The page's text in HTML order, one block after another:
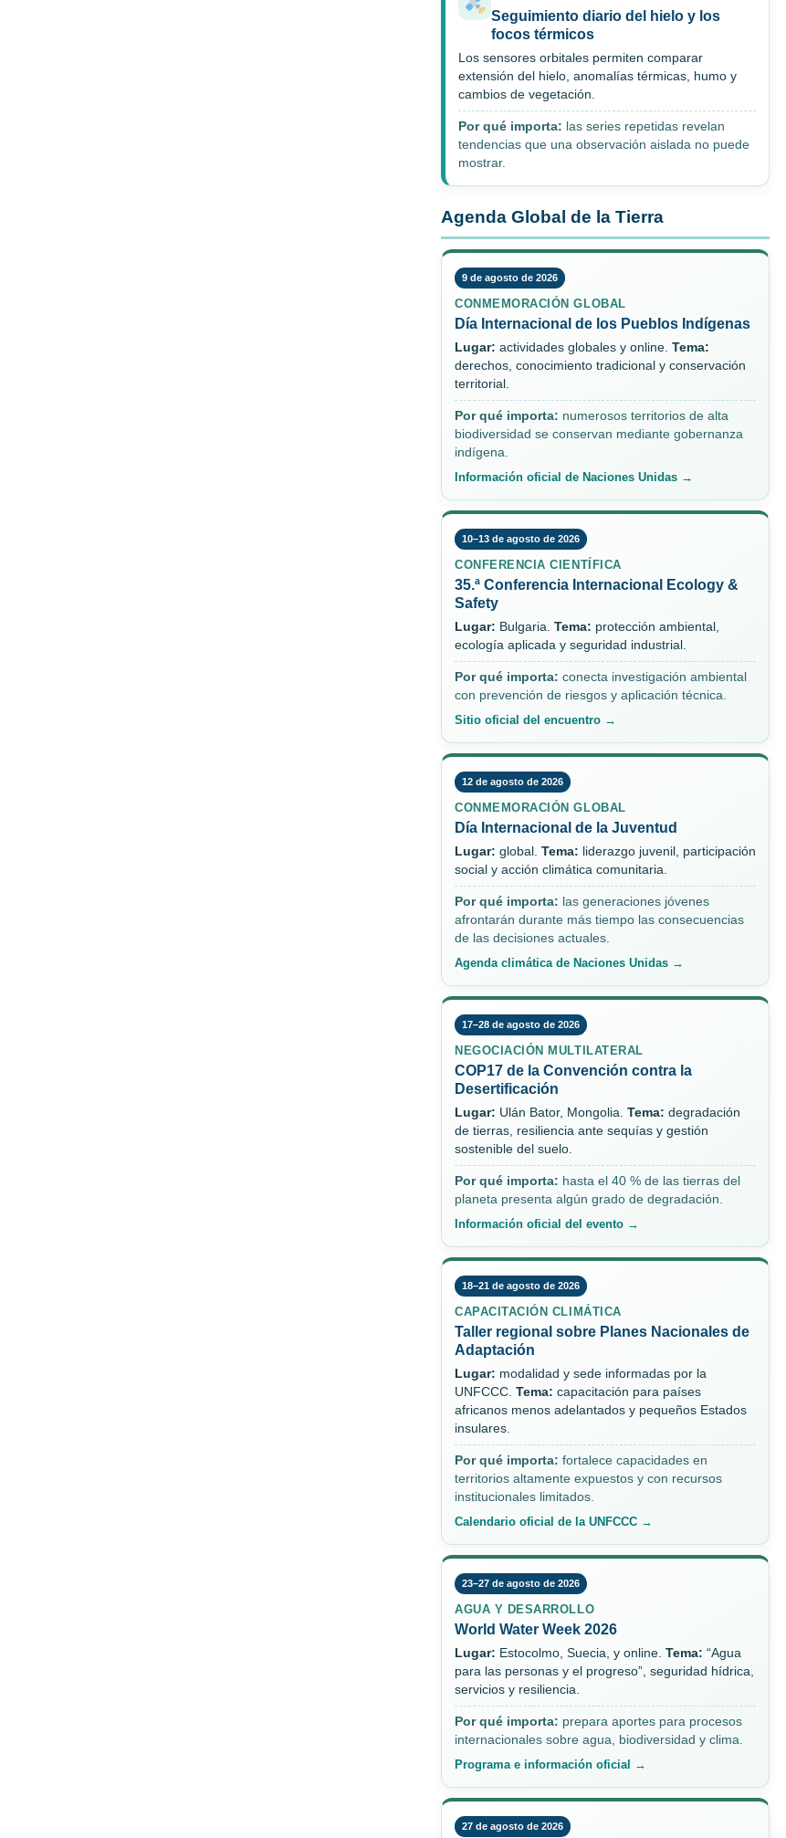
Seguimiento diario del hielo y los
focos térmicos
Los sensores orbitales permiten comparar
extensión del hielo, anomalías térmicas, humo y
cambios de vegetación.
Por qué importa: las series repetidas revelan
tendencias que una observación aislada no puede
mostrar.
Agenda Global de la Tierra
9 de agosto de 2026
CONMEMORACIÓN GLOBAL
Día Internacional de los Pueblos Indígenas
Lugar: actividades globales y online. Tema:
derechos, conocimiento tradicional y conservación
territorial.
Por qué importa: numerosos territorios de alta
biodiversidad se conservan mediante gobernanza
indígena.
Información oficial de Naciones Unidas →
10–13 de agosto de 2026
CONFERENCIA CIENTÍFICA
35.ª Conferencia Internacional Ecology &
Safety
Lugar: Bulgaria. Tema: protección ambiental,
ecología aplicada y seguridad industrial.
Por qué importa: conecta investigación ambiental
con prevención de riesgos y aplicación técnica.
Sitio oficial del encuentro →
12 de agosto de 2026
CONMEMORACIÓN GLOBAL
Día Internacional de la Juventud
Lugar: global. Tema: liderazgo juvenil, participación
social y acción climática comunitaria.
Por qué importa: las generaciones jóvenes
afrontarán durante más tiempo las consecuencias
de las decisiones actuales.
Agenda climática de Naciones Unidas →
17–28 de agosto de 2026
NEGOCIACIÓN MULTILATERAL
COP17 de la Convención contra la
Desertificación
Lugar: Ulán Bator, Mongolia. Tema: degradación
de tierras, resiliencia ante sequías y gestión
sostenible del suelo.
Por qué importa: hasta el 40 % de las tierras del
planeta presenta algún grado de degradación.
Información oficial del evento →
18–21 de agosto de 2026
CAPACITACIÓN CLIMÁTICA
Taller regional sobre Planes Nacionales de
Adaptación
Lugar: modalidad y sede informadas por la
UNFCCC. Tema: capacitación para países
africanos menos adelantados y pequeños Estados
insulares.
Por qué importa: fortalece capacidades en
territorios altamente expuestos y con recursos
institucionales limitados.
Calendario oficial de la UNFCCC →
23–27 de agosto de 2026
AGUA Y DESARROLLO
World Water Week 2026
Lugar: Estocolmo, Suecia, y online. Tema: “Agua
para las personas y el progreso”, seguridad hídrica,
servicios y resiliencia.
Por qué importa: prepara aportes para procesos
internacionales sobre agua, biodiversidad y clima.
Programa e información oficial →
27 de agosto de 2026